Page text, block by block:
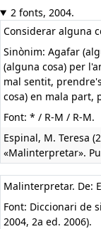
2 fonts, 2004.
Considerar alguna
Sinònim: Agafar
(alguna cosa) per
mal sentit,
cosa) en mala part,
Font: * / R-M / R-M.
Espinal, M. Teresa
«Malinterpretar».
Malinterpretar. De:
Font: Diccionari de
2004, 2a ed. 2006).